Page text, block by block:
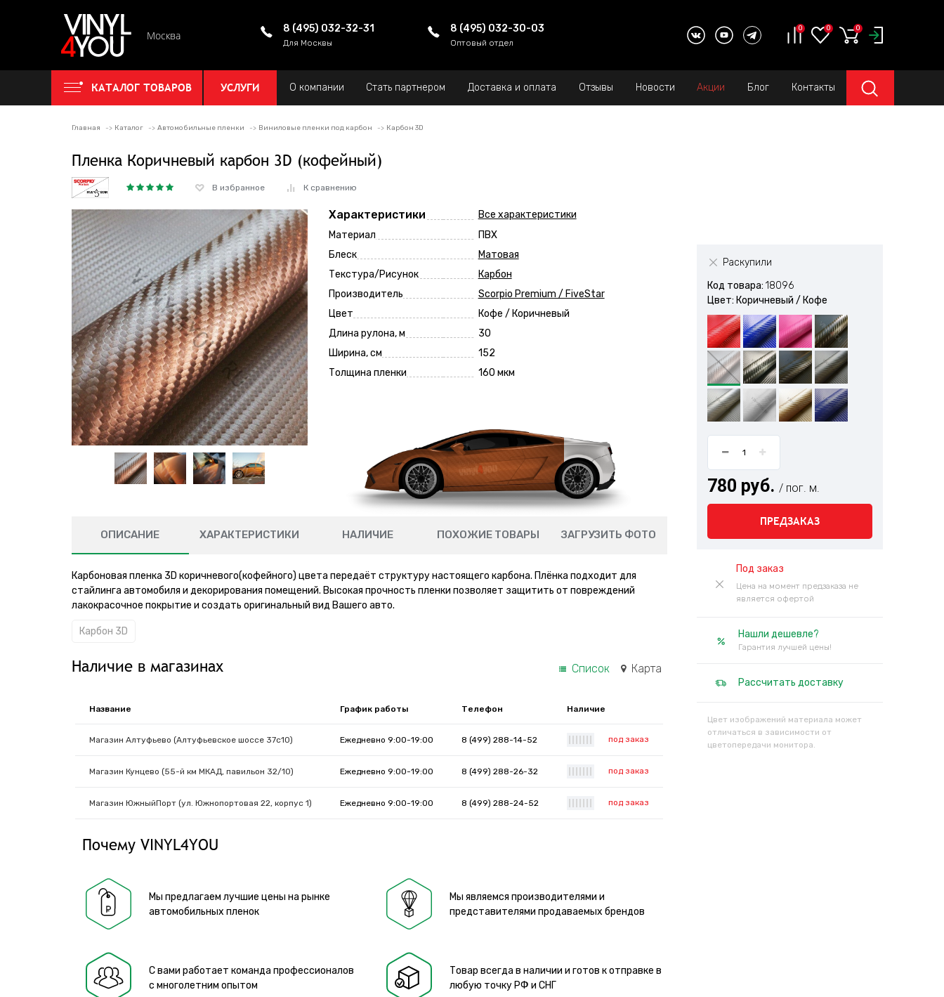
Москва
8 (495) 032-32-31
Для Москвы
8 (495) 032-30-03
Оптовый отдел
0 0 0
КАТАЛОГ ТОВАРОВ УСЛУГИ О компании Стать партнером Доставка и оплата Отзывы Новости Акции Блог Контакты
Главная Каталог Автомобильные пленки Виниловые пленки под карбон Карбон 3D
Пленка Коричневый карбон 3D (кофейный)
В избранное К сравнению
Характеристики
Все характеристики
Материал
ПВХ
Блеск
Матовая
Текстура/Рисунок
Карбон
Производитель
Scorpio Premium / FiveStar
Цвет
Кофе / Коричневый
Длина рулона, м
30
Ширина, см
152
Толщина пленки
160 мкм
Раскупили
Код товара: 18096
Цвет: Коричневый / Кофе
780 руб. / пог. м.
ПРЕДЗАКАЗ
Под заказ
Цена на момент предзаказа не
является офертой
Нашли дешевле?
Гарантия лучшей цены!
Рассчитать доставку
Цвет изображений материала может
отличаться в зависимости от
цветопередачи монитора.
ОПИСАНИЕ ХАРАКТЕРИСТИКИ НАЛИЧИЕ ПОХОЖИЕ ТОВАРЫ ЗАГРУЗИТЬ ФОТО
Карбоновая пленка 3D коричневого(кофейного) цвета передаёт структуру настоящего карбона. Плёнка подходит для
стайлинга автомобиля и декорирования помещений. Высокая прочность пленки позволяет защитить от повреждений
лакокрасочное покрытие и создать оригинальный вид Вашего авто.
Карбон 3D
Наличие в магазинах Список Карта
Название График работы Телефон Наличие
Магазин Алтуфьево (Алтуфьевское шоссе 37с10) Ежедневно 9:00-19:00 8 (499) 288-14-52 под заказ
Магазин Кунцево (55-й км МКАД, павильон 32/10) Ежедневно 9:00-19:00 8 (499) 288-26-32 под заказ
Магазин ЮжныйПорт (ул. Южнопортовая 22, корпус 1) Ежедневно 9:00-19:00 8 (499) 288-24-52 под заказ
Почему VINYL4YOU
Мы предлагаем лучшие цены на рынке
автомобильных пленок
Мы являемся производителями и
представителями продаваемых брендов
С вами работает команда профессионалов
с многолетним опытом
Товар всегда в наличии и готов к отправке в
любую точку РФ и СНГ